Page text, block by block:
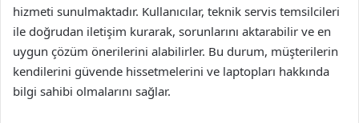
hizmeti sunulmaktadır. Kullanıcılar, teknik servis temsilcileri
ile doğrudan iletişim kurarak, sorunlarını aktarabilir ve en
uygun çözüm önerilerini alabilirler. Bu durum, müşterilerin
kendilerini güvende hissetmelerini ve laptopları hakkında
bilgi sahibi olmalarını sağlar.